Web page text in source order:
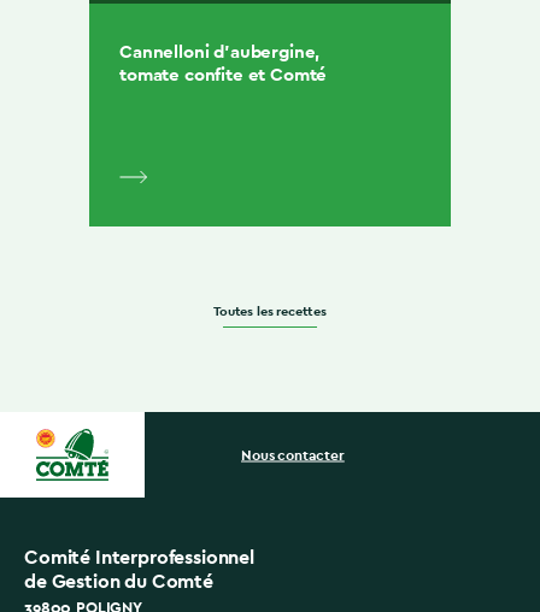
Cannelloni d’aubergine,
tomate confite et Comté
Toutes les recettes
Comité Interprofessionnel
de Gestion du Comté
Nous contacter